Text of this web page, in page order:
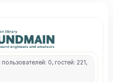
0, гостей: 221,